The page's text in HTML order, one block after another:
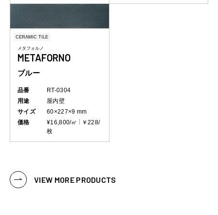
CERAMIC TILE
メタフォルノ
METAFORNO
ブルー
品番
RT-0304
用途
屋内壁
サイズ
60×227×9 mm
価格
¥16,800/㎡
￥228/
枚
VIEW MORE PRODUCTS